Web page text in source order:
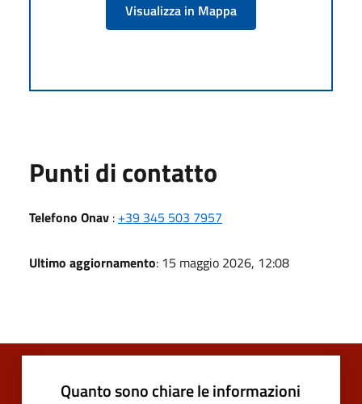
Visualizza in Mappa
Punti di contatto
Telefono Onav : +39 345 503 7957
Ultimo aggiornamento: 15 maggio 2026, 12:08
Quanto sono chiare le informazioni